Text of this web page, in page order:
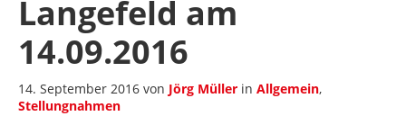
Langefeld am
14.09.2016
14. September 2016 von Jörg Müller in Allgemein,
Stellungnahmen